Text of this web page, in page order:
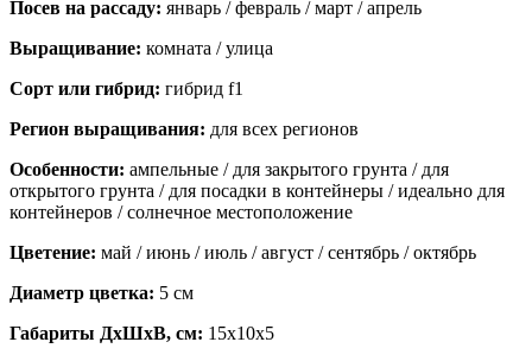
Посев на рассаду: январь / февраль / март / апрель
Выращивание: комната / улица
Сорт или гибрид: гибрид f1
Регион выращивания: для всех регионов
Особенности: ампельные / для закрытого грунта / для
открытого грунта / для посадки в контейнеры / идеально для
контейнеров / солнечное местоположение
Цветение: май / июнь / июль / август / сентябрь / октябрь
Диаметр цветка: 5 см
Габариты ДхШхВ, см: 15x10x5